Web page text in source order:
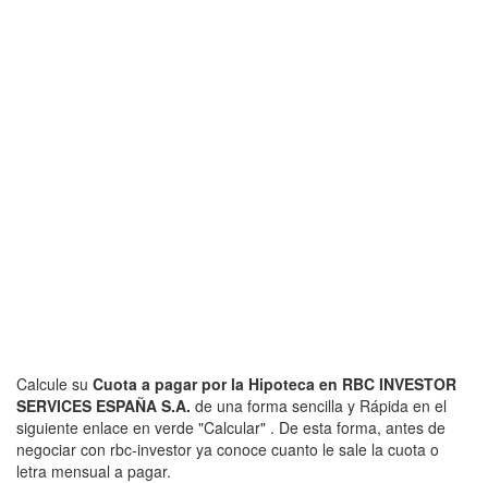
Calcule su Cuota a pagar por la Hipoteca en RBC INVESTOR
SERVICES ESPAÑA S.A. de una forma sencilla y Rápida en el
siguiente enlace en verde "Calcular" . De esta forma, antes de
negociar con rbc-investor ya conoce cuanto le sale la cuota o
letra mensual a pagar.